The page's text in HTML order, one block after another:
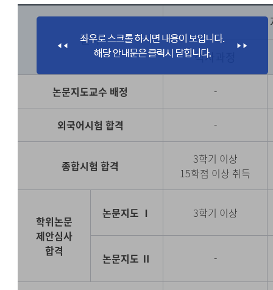
절차
석사과정
논문지도교수 배정 -
외국어시험 합격 -
종합시험 합격
3학기 이상
15학점 이상 취득
학위논문
제안심사
합격
논문지도 Ⅰ 3학기 이상
논문지도 Ⅱ -